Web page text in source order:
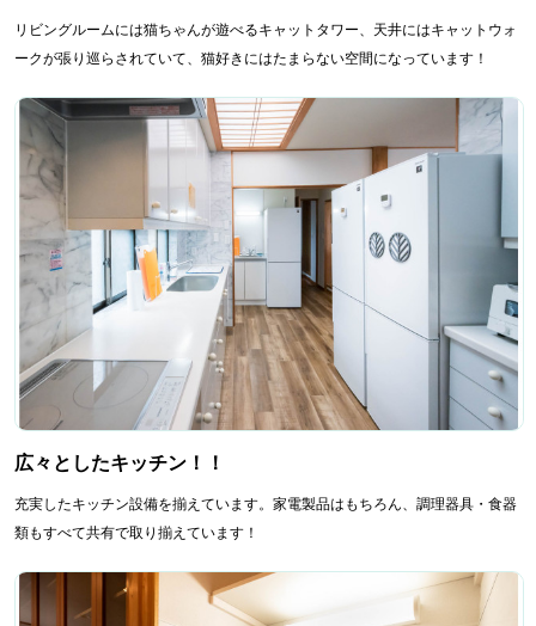
リビングルームには猫ちゃんが遊べるキャットタワー、天井にはキャットウォ
ークが張り巡らされていて、猫好きにはたまらない空間になっています！
広々としたキッチン！！
充実したキッチン設備を揃えています。家電製品はもちろん、調理器具・食器
類もすべて共有で取り揃えています！